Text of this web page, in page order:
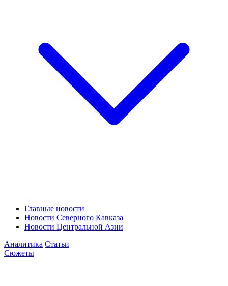
Главные новости
Новости Северного Кавказа
Новости Центральной Азии
Аналитика Статьи
Сюжеты